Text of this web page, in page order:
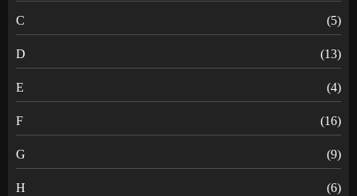
C (5)
D (13)
E (4)
F (16)
G (9)
H (6)